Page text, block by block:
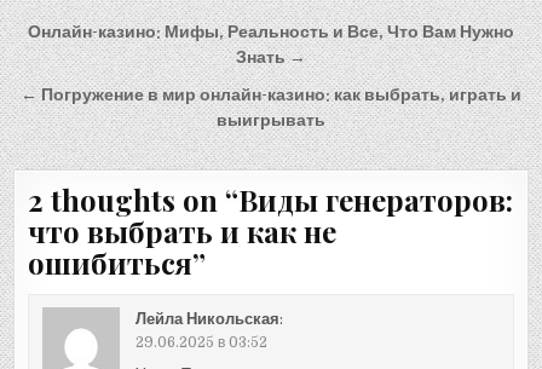
Навигация
по
записям
Онлайн-казино: Мифы, Реальность и Все, Что Вам Нужно
Знать →
← Погружение в мир онлайн-казино: как выбрать, играть и
выигрывать
2 thoughts on “Виды генераторов:
что выбрать и как не
ошибиться”
Лейла Никольская:
29.06.2025 в 03:52